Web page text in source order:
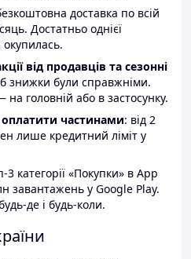
доставка по всій
Достатньо однієї
від продавців та сезонні
знижки були справжніми.
на головній або в застосунку.
оплатити частинами: від 2
лише кредитний ліміт у
категорії «Покупки» в App
завантажень у Google Play.
де і будь-коли.